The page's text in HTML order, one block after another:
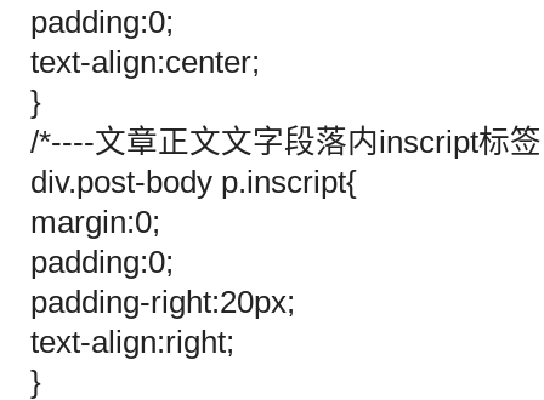
padding:0;
text-align:center;
}
/*----文章正文文字段落内inscript标
div.post-body p.inscript{
margin:0;
padding:0;
padding-right:20px;
text-align:right;
}